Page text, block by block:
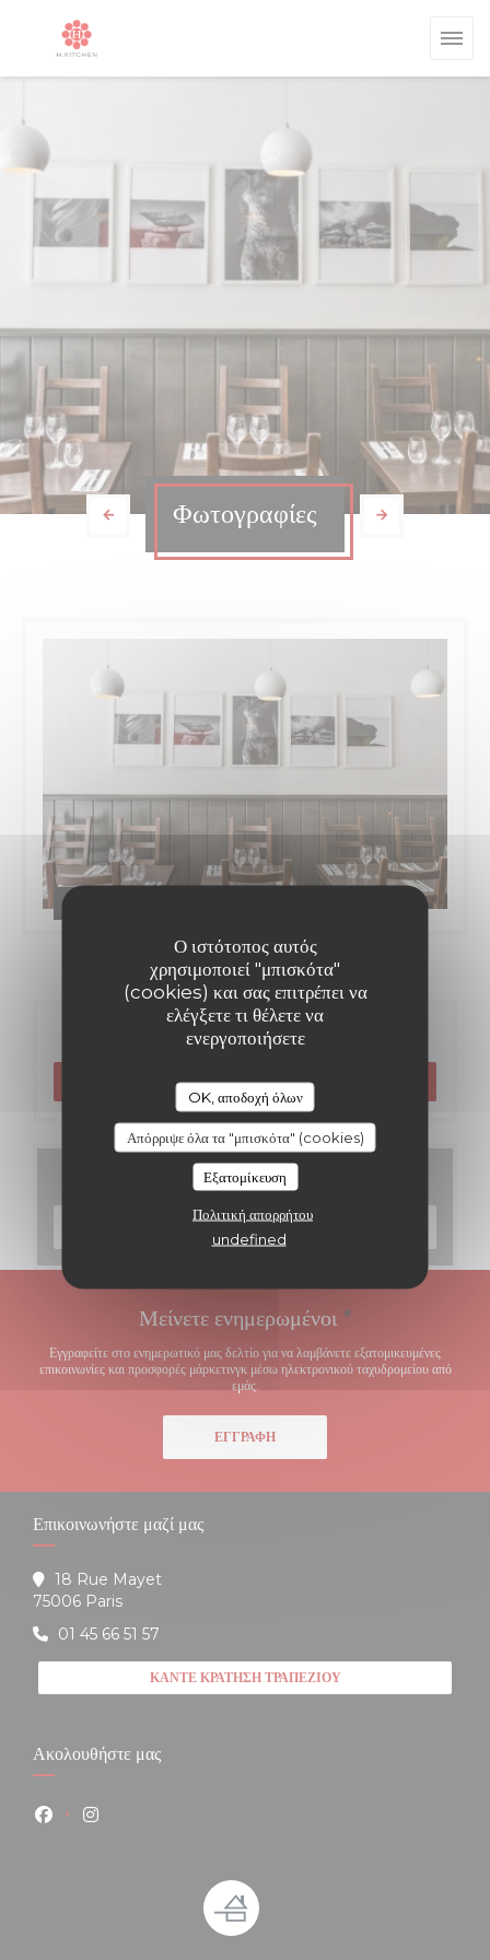
Ο ιστότοπος αυτός
χρησιμοποιεί "μπισκότα"
(cookies) και σας επιτρέπει να
ελέγξετε τι θέλετε να
ενεργοποιήσετε
OK, αποδοχή όλων
Απόρριψε όλα τα "μπισκότα" (cookies)
Εξατομίκευση
Πολιτική απορρήτου
undefined
Φωτογραφίες
Κράτηση
ΚΆΝΤΕ ΚΡΆΤΗΣΗ ΤΡΑΠΕΖΙΟΎ
Μενού
ΑΝΑΚΑΛΎΨΤΕ ΤΟ ΜΕΝΟΎ ΜΑΣ
Μείνετε ενημερωμένοι *
Εγγραφείτε στο ενημερωτικό μας δελτίο για να λαμβάνετε εξατομικευμένες
επικοινωνίες και προσφορές μάρκετινγκ μέσω ηλεκτρονικού ταχυδρομείου από
εμάς.
ΕΓΓΡΑΦΉ
Επικοινωνήστε μαζί μας
18 Rue Mayet
75006 Paris((ανοίγει σε νέο παράθυρο))
01 45 66 51 57
ΚΆΝΤΕ ΚΡΆΤΗΣΗ ΤΡΑΠΕΖΙΟΎ
Ακολουθήστε μας
Facebook ((ανοίγει σε νέο παράθυρο))
Instagram ((ανοίγει σε νέο παράθυρο))